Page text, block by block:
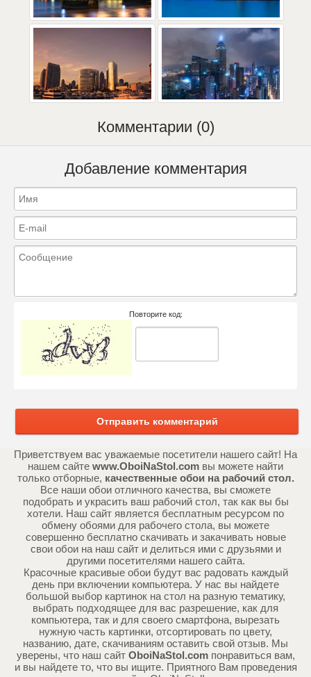
Комментарии (0)
Добавление комментария
Повторите код:
Отправить комментарий
Приветствуем вас уважаемые посетители нашего сайт! На
нашем сайте www.OboiNaStol.com вы можете найти
только отборные, качественные обои на рабочий стол.
Все наши обои отличного качества, вы сможете
подобрать и украсить ваш рабочий стол, так как вы бы
хотели. Наш сайт является бесплатным ресурсом по
обмену обоями для рабочего стола, вы можете
совершенно бесплатно скачивать и закачивать новые
свои обои на наш сайт и делиться ими с друзьями и
другими посетителями нашего сайта.
Красочные красивые обои будут вас радовать каждый
день при включении компьютера. У нас вы найдете
большой выбор картинок на стол на разную тематику,
выбрать подходящее для вас разрешение, как для
компьютера, так и для своего смартфона, вырезать
нужную часть картинки, отсортировать по цвету,
названию, дате, скачиваниям оставить свой отзыв. Мы
уверены, что наш сайт OboiNaStol.comпонравиться вам,
и вы найдете то, что вы ищите. Приятного Вам проведения